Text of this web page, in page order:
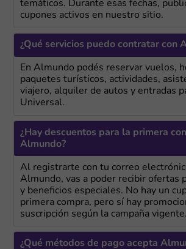
temáticos. Durante esas fechas,
cupones activos en nuestro sitio.
¿Qué servicios puedo contratar con
En Almundo podés reservar vuelos,
paquetes turísticos, actividades,
viajero, alquiler de autos y entradas
Universal.
¿Hay descuentos para la primera
Almundo?
Al registrarte con tu correo
Almundo, vas a poder recibir ofertas
y beneficios especiales. No hay un
primera compra, pero sí hay
suscripción según la campaña vigente.
¿Qué métodos de pago acepta